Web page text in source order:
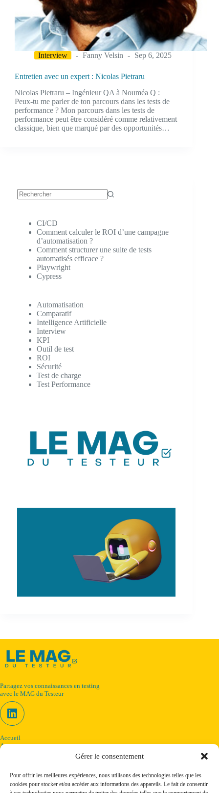
Gérer le consentement
Pour offrir les meilleures expériences, nous utilisons des technologies telles que les
cookies pour stocker et/ou accéder aux informations des appareils. Le fait de consentir
Interview Fanny Velsin Sep 6, 2025
Entretien avec un expert : Nicolas Pietraru
Nicolas Pietraru – Ingénieur QA à Nouméa Q :
Peux-tu me parler de ton parcours dans les tests de
performance ? Mon parcours dans les tests de
performance peut être considéré comme relativement
classique, bien que marqué par des opportunités…
CI/CD
Comment calculer le ROI d’une campagne
d’automatisation ?
Comment structurer une suite de tests
automatisés efficace ?
Playwright
Cypress
Automatisation
Comparatif
Intelligence Artificielle
Interview
KPI
Outil de test
ROI
Sécurité
Test de charge
Test Performance
Partagez vos connaissances en testing
avec le MAG du Testeur
Accueil
A propos
Contact
Politique de confidentialité